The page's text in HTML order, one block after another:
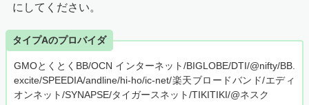
にしてください。
タイプAのプロバイダ
GMOとくとくBB/OCN インターネット/BIGLOBE/DTI/@nifty/BB.
excite/SPEEDIA/andline/hi-ho/ic-net/楽天ブロードバンド/エディ
オンネット/SYNAPSE/タイガースネット/TIKITIKI/@ネスク